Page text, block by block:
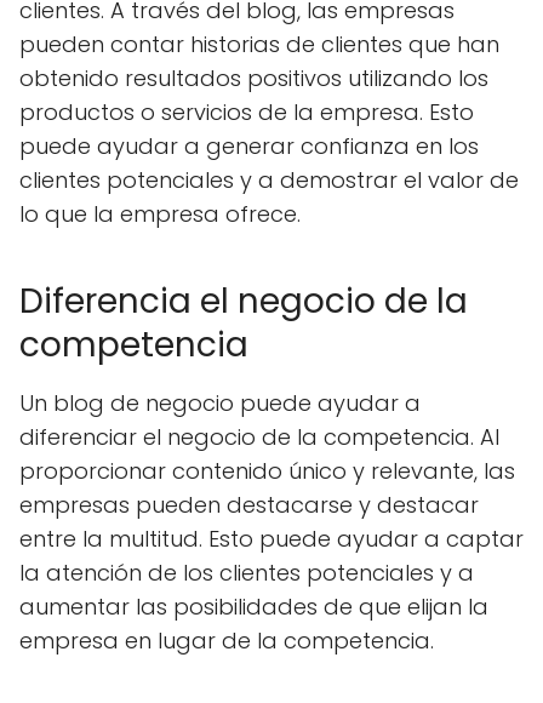
clientes. A través del blog, las empresas
pueden contar historias de clientes que han
obtenido resultados positivos utilizando los
productos o servicios de la empresa. Esto
puede ayudar a generar confianza en los
clientes potenciales y a demostrar el valor de
lo que la empresa ofrece.
Diferencia el negocio de la
competencia
Un blog de negocio puede ayudar a
diferenciar el negocio de la competencia. Al
proporcionar contenido único y relevante, las
empresas pueden destacarse y destacar
entre la multitud. Esto puede ayudar a captar
la atención de los clientes potenciales y a
aumentar las posibilidades de que elijan la
empresa en lugar de la competencia.